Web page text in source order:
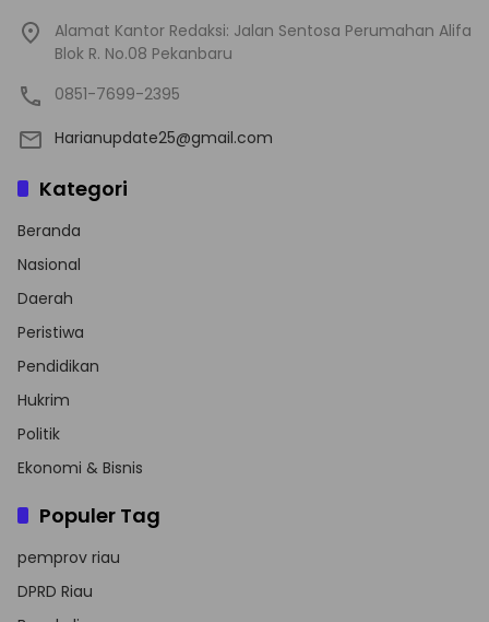
Alamat Kantor Redaksi: Jalan Sentosa Perumahan Alifa
Blok R. No.08 Pekanbaru
0851-7699-2395
Harianupdate25@gmail.com
Kategori
Beranda
Nasional
Daerah
Peristiwa
Pendidikan
Hukrim
Politik
Ekonomi & Bisnis
Populer Tag
pemprov riau
DPRD Riau